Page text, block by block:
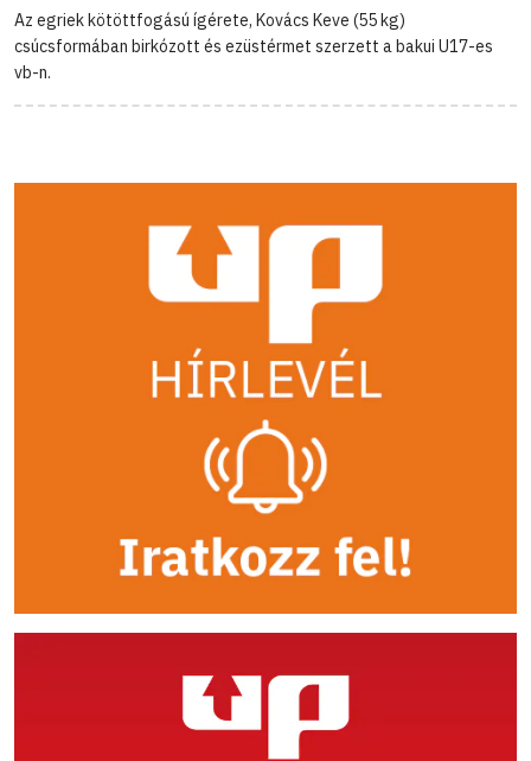
Az egriek kötöttfogású ígérete, Kovács Keve (55 kg)
csúcsformában birkózott és ezüstérmet szerzett a bakui U17-es
vb-n.